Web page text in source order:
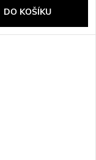
DO KOŠÍKU